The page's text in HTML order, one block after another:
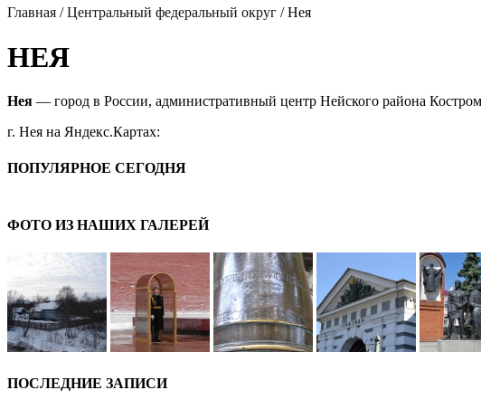
Главная /Центральный федеральный округ / Нея
НЕЯ
Нея — город в России, административный центр Нейского района
г. Нея на Яндекс.Картах:
ПОПУЛЯРНОЕ СЕГОДНЯ
ФОТО ИЗ НАШИХ ГАЛЕРЕЙ
ПОСЛЕДНИЕ ЗАПИСИ